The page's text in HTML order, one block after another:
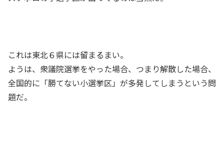
これは東北６県には留まるまい。
ようは、衆議院選挙をやった場合、つまり解散した場合、
全国的に「勝てない小選挙区」が多発してしまうという問
題だ。